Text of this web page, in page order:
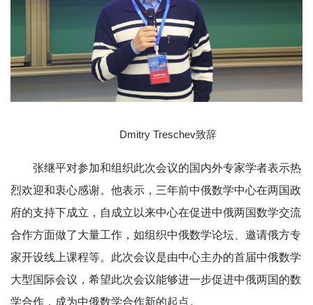
Dmitry Treschev致辞
张继平对参加和组织此次会议的国内外专家学者表示热
烈欢迎和衷心感谢。他表示，三年前中俄数学中心在两国政
府的支持下成立，自成立以来中心在促进中俄两国数学交流
合作方面做了大量工作，如组织中俄数学论坛、邀请俄方专
家开设线上课程等。此次会议是由中心主办的首届中俄数学
大型国际会议，希望此次会议能够进一步促进中俄两国的数
学合作，成为中俄数学合作新的起点。